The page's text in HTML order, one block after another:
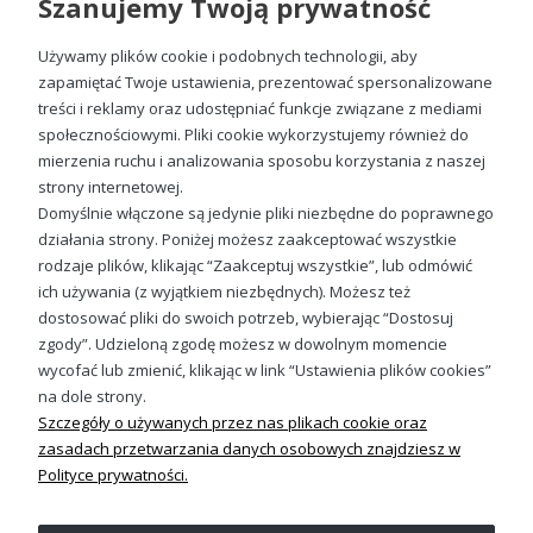
fasonów i kolorystyki sprawia, żekoszulki w jednorożce
wpisują się zarówno w styl luźny, jak i bardziej przemyślany,
casualowy look. Dla wielu klientów istotne jest, że
z nadrukiemnie tylko bawią, ale też zapewniają komfort
na co dzień. A to wszystko bez kompromisów na jakości czy
trwałości nadruków.
Koszulka Samiec Alfa z jednorożcem męska
Sprawdź nasze social media
Szanujemy Twoją prywatność
Używamy plików cookie i podobnych technologii, aby
zapamiętać Twoje ustawienia, prezentować spersonalizowane
treści i reklamy oraz udostępniać funkcje związane z mediami
społecznościowymi. Pliki cookie wykorzystujemy również do
mierzenia ruchu i analizowania sposobu korzystania z naszej
strony internetowej.
Domyślnie włączone są jedynie pliki niezbędne do poprawnego
działania strony. Poniżej możesz zaakceptować wszystkie
rodzaje plików, klikając “Zaakceptuj wszystkie”, lub odmówić
ich używania (z wyjątkiem niezbędnych). Możesz też
dostosować pliki do swoich potrzeb, wybierając “Dostosuj
zgody”. Udzieloną zgodę możesz w dowolnym momencie
wycofać lub zmienić, klikając w link “Ustawienia plików cookies”
na dole strony.
Szczegóły o używanych przez nas plikach cookie oraz
zasadach przetwarzania danych osobowych znajdziesz w
Polityce prywatności.